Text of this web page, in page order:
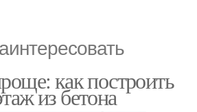
как построить
из бетона